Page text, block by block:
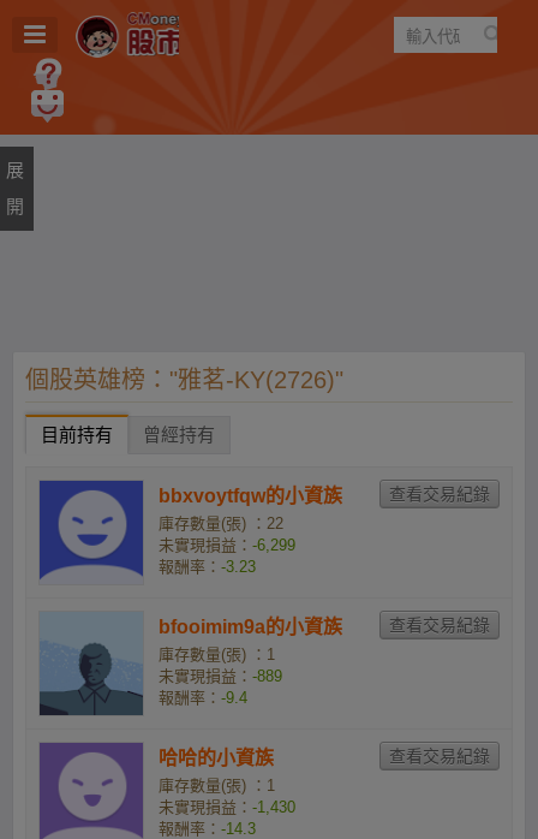
遊戲
個股英雄榜："雅茗-KY(2726)"
目前持有 曾經持有
bbxvoytfqw的小資族
庫存數量(張) ：22
未實現損益： -6,299
報酬率： -3.23
bfooimim9a的小資族
庫存數量(張) ：1
未實現損益： -889
報酬率： -9.4
哈哈的小資族
庫存數量(張) ：1
未實現損益： -1,430
報酬率： -14.3